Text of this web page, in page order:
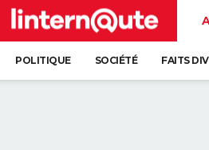
POLITIQUE SOCIÉTÉ FAITS